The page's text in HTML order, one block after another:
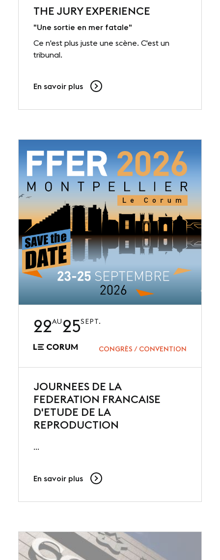
THE JURY EXPERIENCE
"Une sortie en mer fatale"
Ce n'est plus juste une scène. C'est un
tribunal.
En savoir plus
22AU 25SEPT.
CONGRÈS / CONVENTION
JOURNEES DE LA
FEDERATION FRANCAISE
D'ETUDE DE LA
REPRODUCTION
...
En savoir plus